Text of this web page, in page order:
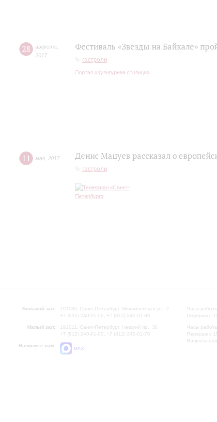
28 августа
2017
Фестиваль «Звезды на Байкале»
гастроли
Портал «Культурная столица»
11 мая 2017 Денис Мацуев рассказал о
гастроли
Большой зал:
191186, Санкт-Петербург, Михайловская ул., 2
+7 (812) 240-01-00, +7 (812) 240-01-80
Малый зал:
191011, Санкт-Петербург, Невский пр., 30
+7 (812) 240-01-00, +7 (812) 240-01-70
Напишите нам:
MAX
Часы
Перерыв с
Часы
Перерыв с
Вопросы